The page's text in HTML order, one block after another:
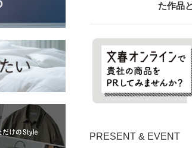
た作品
PRESENT & EVENT